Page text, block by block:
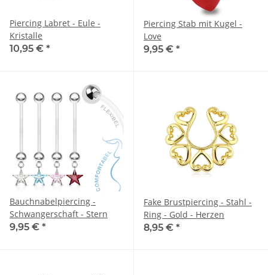
Piercing Labret - Eule -
Kristalle
10,95 € *
Piercing Stab mit Kugel -
Love
9,95 € *
Bauchnabelpiercing -
Schwangerschaft - Stern
9,95 € *
Fake Brustpiercing - Stahl -
Ring - Gold - Herzen
8,95 € *